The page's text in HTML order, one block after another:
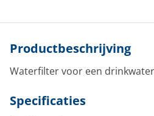
Productbeschrijving
Waterfilter voor een
Specificaties